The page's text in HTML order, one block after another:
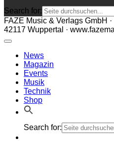
Search for:
FAZE Music & Verlags GmbH
42117 Wuppertal ·
News
Magazin
Events
Musik
Technik
Shop
Search for: